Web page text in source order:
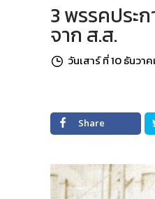
3 พรรคประ
จาก ส.ส.
วันเสาร์ ที่ 10 ธันวา
Share